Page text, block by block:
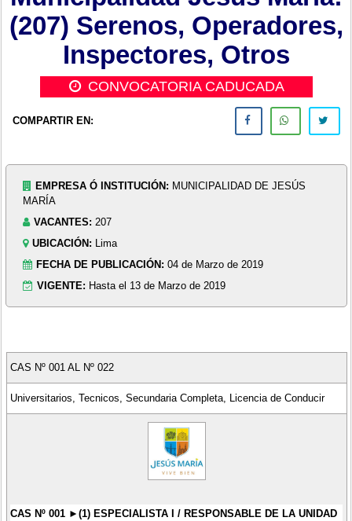
(207) Serenos, Operadores,
Inspectores, Otros
CONVOCATORIA CADUCADA
COMPARTIR EN:
EMPRESA Ó INSTITUCIÓN: MUNICIPALIDAD DE JESÚS
MARÍA
VACANTES: 207
UBICACIÓN: Lima
FECHA DE PUBLICACIÓN: 04 de Marzo de 2019
VIGENTE: Hasta el 13 de Marzo de 2019
CAS Nº 001 AL Nº 022
Universitarios, Tecnicos, Secundaria Completa, Licencia de Conducir
CAS Nº 001 ►(1) ESPECIALISTA I / RESPONSABLE DE LA UNIDAD